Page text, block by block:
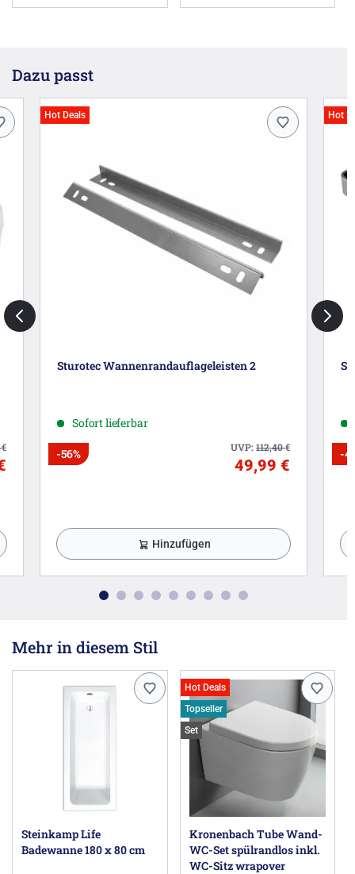
Dazu passt
€
Hot Deals
Sturotec Wannenrandauflageleisten 2
Sofort lieferbar
UVP:112,40€
-56%
49,99 €
Hinzufügen
Hot
-
Mehr in diesem Stil
Steinkamp Life
Badewanne 180 x 80 cm
Hot Deals
Topseller
Set
Kronenbach Tube Wand-
WC-Set spülrandlos inkl.
WC-Sitz wrapover